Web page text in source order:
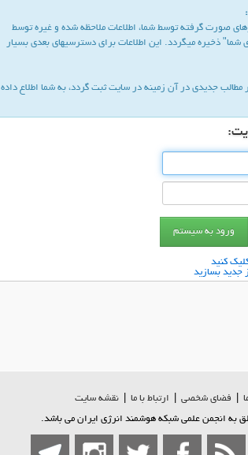
صورت گرفته توسط شما، اطلاعات ملاحظه شده و غیره توسط
شما" ذخیره میگردد. این اطلاعات برای دسترسیهای بعدی بسیار
مطالب جدیدی در آن زمینه در سایت ثبت گردد، به شما اطلاع داده
كنید
جدید بسازید
فضاي شخصی ارتباط با ما
نقشه سایت
به انجمن علمی شبکه هوشمند انرژی ایران می باشد.